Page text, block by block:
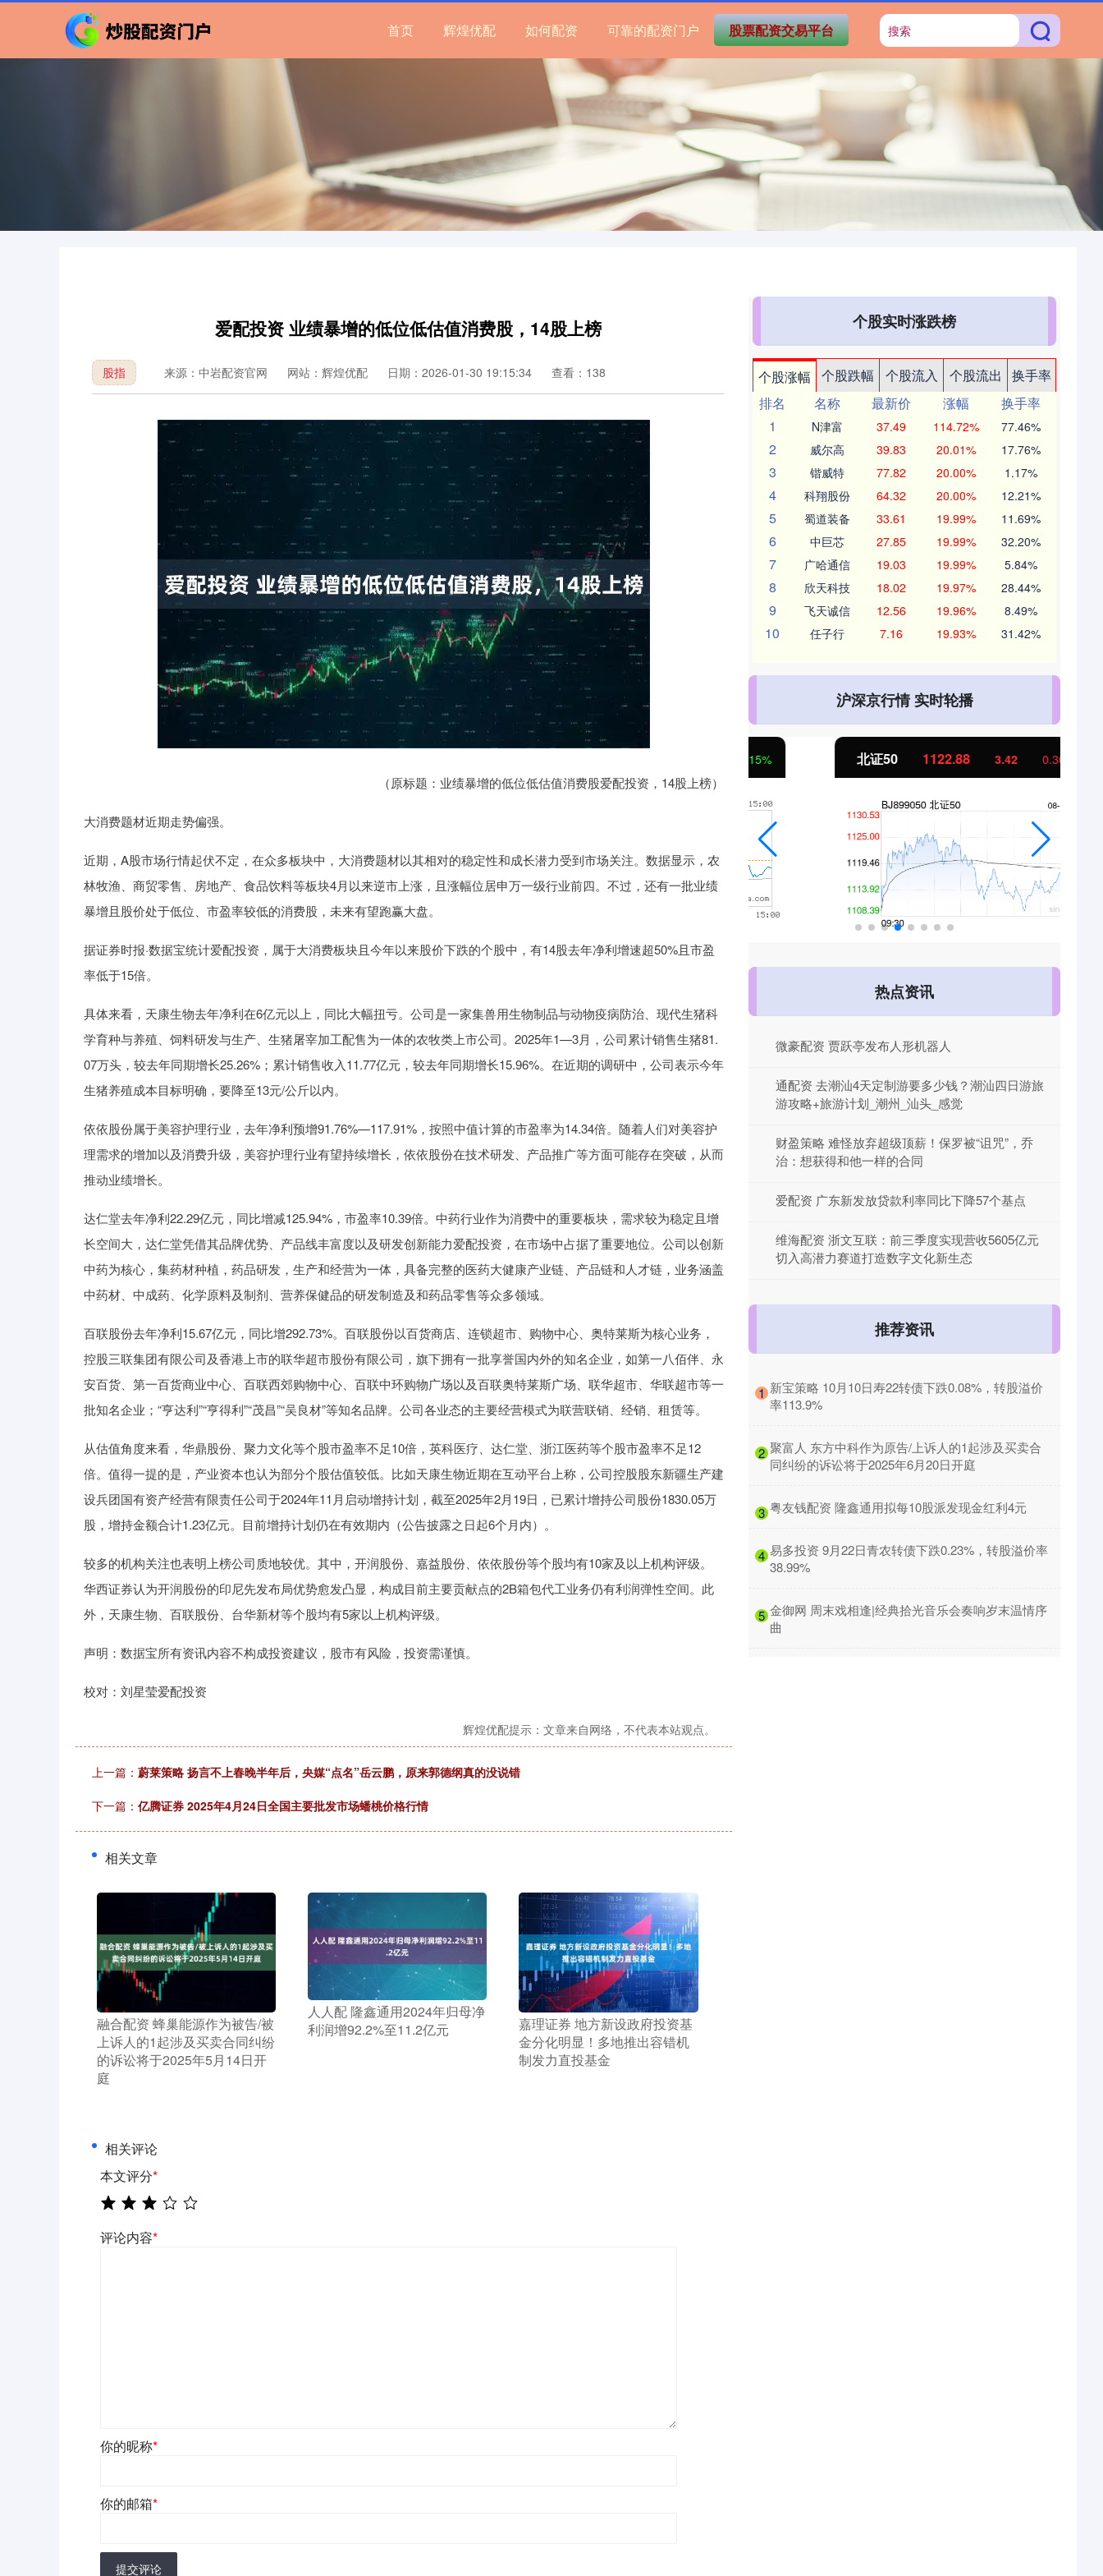
首页 辉煌优配 如何配资 可靠的配资门户 股票配资交易平台
爱配投资 业绩暴增的低位低估值消费股，14股上榜
股指 来源：中岩配资官网 网站：辉煌优配 日期：2026-01-30 19:15:34 查看：138
（原标题：业绩暴增的低位低估值消费股爱配投资，14股上榜）
大消费题材近期走势偏强。
近期，A股市场行情起伏不定，在众多板块中，大消费题材以其相对的稳定性和成长潜力受到市场关注。数据显示，农
林牧渔、商贸零售、房地产、食品饮料等板块4月以来逆市上涨，且涨幅位居申万一级行业前四。不过，还有一批业绩
暴增且股价处于低位、市盈率较低的消费股，未来有望跑赢大盘。
据证券时报·数据宝统计爱配投资，属于大消费板块且今年以来股价下跌的个股中，有14股去年净利增速超50%且市盈
率低于15倍。
具体来看，天康生物去年净利在6亿元以上，同比大幅扭亏。公司是一家集兽用生物制品与动物疫病防治、现代生猪科
学育种与养殖、饲料研发与生产、生猪屠宰加工配售为一体的农牧类上市公司。2025年1—3月，公司累计销售生猪81.
07万头，较去年同期增长25.26%；累计销售收入11.77亿元，较去年同期增长15.96%。在近期的调研中，公司表示今年
生猪养殖成本目标明确，要降至13元/公斤以内。
依依股份属于美容护理行业，去年净利预增91.76%—117.91%，按照中值计算的市盈率为14.34倍。随着人们对美容护
理需求的增加以及消费升级，美容护理行业有望持续增长，依依股份在技术研发、产品推广等方面可能存在突破，从而
推动业绩增长。
达仁堂去年净利22.29亿元，同比增减125.94%，市盈率10.39倍。中药行业作为消费中的重要板块，需求较为稳定且增
长空间大，达仁堂凭借其品牌优势、产品线丰富度以及研发创新能力爱配投资，在市场中占据了重要地位。公司以创新
中药为核心，集药材种植，药品研发，生产和经营为一体，具备完整的医药大健康产业链、产品链和人才链，业务涵盖
中药材、中成药、化学原料及制剂、营养保健品的研发制造及和药品零售等众多领域。
百联股份去年净利15.67亿元，同比增292.73%。百联股份以百货商店、连锁超市、购物中心、奥特莱斯为核心业务，
控股三联集团有限公司及香港上市的联华超市股份有限公司，旗下拥有一批享誉国内外的知名企业，如第一八佰伴、永
安百货、第一百货商业中心、百联西郊购物中心、百联中环购物广场以及百联奥特莱斯广场、联华超市、华联超市等一
批知名企业；“亨达利”“亨得利”“茂昌”“吴良材”等知名品牌。公司各业态的主要经营模式为联营联销、经销、租赁等。
从估值角度来看，华鼎股份、聚力文化等个股市盈率不足10倍，英科医疗、达仁堂、浙江医药等个股市盈率不足12
倍。值得一提的是，产业资本也认为部分个股估值较低。比如天康生物近期在互动平台上称，公司控股股东新疆生产建
设兵团国有资产经营有限责任公司于2024年11月启动增持计划，截至2025年2月19日，已累计增持公司股份1830.05万
股，增持金额合计1.23亿元。目前增持计划仍在有效期内（公告披露之日起6个月内）。
较多的机构关注也表明上榜公司质地较优。其中，开润股份、嘉益股份、依依股份等个股均有10家及以上机构评级。
华西证券认为开润股份的印尼先发布局优势愈发凸显，构成目前主要贡献点的2B箱包代工业务仍有利润弹性空间。此
外，天康生物、百联股份、台华新材等个股均有5家以上机构评级。
声明：数据宝所有资讯内容不构成投资建议，股市有风险，投资需谨慎。
校对：刘星莹爱配投资
辉煌优配提示：文章来自网络，不代表本站观点。
上一篇： 蔚莱策略 扬言不上春晚半年后，央媒“点名”岳云鹏，原来郭德纲真的没说错
下一篇： 亿腾证券 2025年4月24日全国主要批发市场蟠桃价格行情
相关文章
​融合配资 蜂巢能源作为被告/被
上诉人的1起涉及买卖合同纠纷
的诉讼将于2025年5月14日开
庭
​人人配 隆鑫通用2024年归母净
利润增92.2%至11.2亿元
​嘉理证券 地方新设政府投资基
金分化明显！多地推出容错机
制发力直投基金
相关评论
本文评分*
评论内容*
你的昵称*
你的邮箱*
提交评论
个股实时涨跌榜
个股涨幅 个股跌幅 个股流入 个股流出
换手率
排名
名称 最新价 涨幅
换手率
1
N津富 37.49 114.72% 77.46%
2 威尔高 39.83 20.01% 17.76%
3 锴威特 77.82 20.00% 1.17%
4 科翔股份 64.32 20.00% 12.21%
5 蜀道装备 33.61 19.99% 11.69%
6 中巨芯 27.85 19.99% 32.20%
7 广哈通信 19.03 19.99% 5.84%
8 欣天科技 18.02 19.97% 28.44%
9 飞天诚信 12.56 19.96% 8.49%
10 任子行 7.16 19.93% 31.42%
沪深京行情 实时轮播
1122.88 3.42 0.30%
热点资讯
微豪配资 贾跃亭发布人形机器人
通配资 去潮汕4天定制游要多少钱？潮汕四日游旅
游攻略+旅游计划_潮州_汕头_感觉
财盈策略 难怪放弃超级顶薪！保罗被“诅咒”，乔
治：想获得和他一样的合同
爱配资 广东新发放贷款利率同比下降57个基点
维海配资 浙文互联：前三季度实现营收5605亿元
切入高潜力赛道打造数字文化新生态
推荐资讯
1 ​新宝策略 10月10日寿22转债下跌0.08%，转股溢价
率113.9%
2 ​聚富人 东方中科作为原告/上诉人的1起涉及买卖合
同纠纷的诉讼将于2025年6月20日开庭
3 ​粤友钱配资 隆鑫通用拟每10股派发现金红利4元
4 ​易多投资 9月22日青农转债下跌0.23%，转股溢价率
38.99%
5 ​金御网 周末戏相逢|经典拾光音乐会奏响岁末温情序
曲